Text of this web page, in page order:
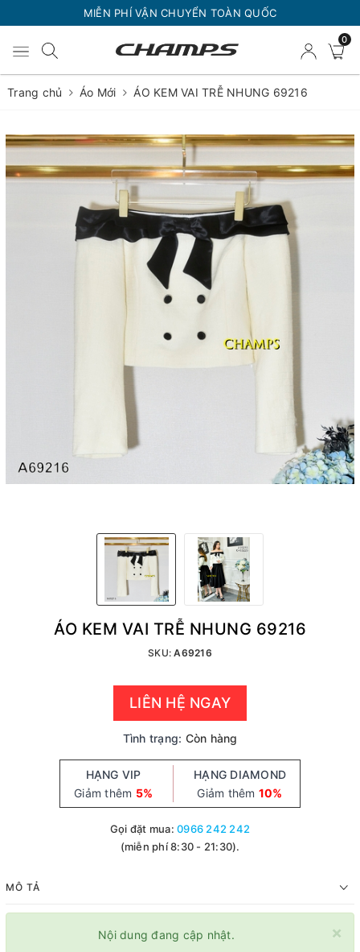
MIỄN PHÍ VẬN CHUYỂN TOÀN QUỐC
0
Trang chủ Áo Mới ÁO KEM VAI TRỄ NHUNG 69216
ÁO KEM VAI TRỄ NHUNG 69216
SKU:A69216
LIÊN HỆ NGAY
Tình trạng: Còn hàng
HẠNG VIP
Giảm thêm 5%
HẠNG DIAMOND
Giảm thêm 10%
Gọi đặt mua:0966 242 242
(miễn phí 8:30 - 21:30).
MÔ TẢ
×
Nội dung đang cập nhật.